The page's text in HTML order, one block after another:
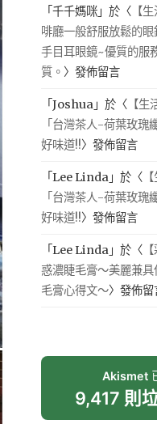
「千千媽咪 」於〈 【
啡廳一般舒服放鬆的
手目耳眼鏡~優質的服
質。 〉發佈留言
「Joshua 」於〈 【
「台灣茶人-荷葉玫瑰
好味道!!〉發佈留言
「Lee Linda 」於〈
「台灣茶人-荷葉玫瑰
好味道!!〉發佈留言
「Lee Linda 」於〈
惑濃睫毛膏～美麗兼
毛膏心得文～〉發佈留
Akismet
9,417 則